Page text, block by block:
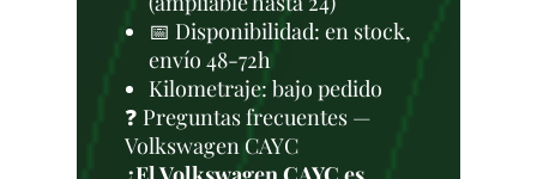
📅 Disponibilidad: en stock,
envío 48-72h
Kilometraje: bajo pedido
❓ Preguntas frecuentes —
Volkswagen CAYC